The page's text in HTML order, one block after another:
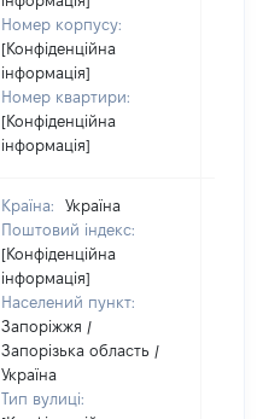
Номер корпусу:
[Конфіденційна
інформація]
Номер квартири:
[Конфіденційна
інформація]
Країна:
Україна
Поштовий індекс:
[Конфіденційна
інформація]
Населений пункт:
Запоріжжя /
Запорізька область /
Україна
Тип вулиці: